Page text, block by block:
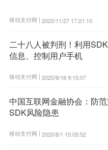
移动支付网 | 2020/11/27 17:21:10
二十八人被判刑！利用
信息、控制用户手机
移动支付网 | 2020/8/18 9:15:07
中国互联网金融协会：防
SDK风险隐患
移动支付网 | 2020/8/1 15:05:52